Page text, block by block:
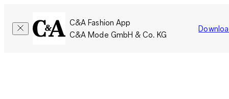
C&A Fashion App
C&A Mode GmbH & Co. KG